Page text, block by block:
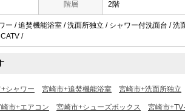
階層 2階
ー / 追焚機能浴室 / 洗面所独立 / シャワー付洗面台 /
/
シャワー 宮崎市+追焚機能浴室 宮崎市+洗面所独立
市+エアコン 宮崎市+シューズボックス 宮崎市+TV